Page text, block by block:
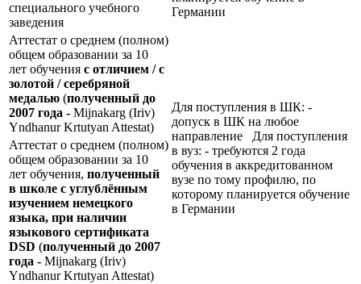
Германии
специального учебного
заведения
Аттестат о среднем (полном)
общем образовании за 10
лет обучения с отличием / с
золотой / серебряной
медалью (полученный до
2007 года - Mijnakarg (Iriv)
Yndhanur Krtutyan Attestat)
Для поступления в ШК: -
допуск в ШК на любое
направление Для поступления
в вуз: - требуются 2 года
обучения в аккредитованном
вузе по тому профилю, по
которому планируется обучение
в Германии
Аттестат о среднем (полном)
общем образовании за 10
лет обучения, полученный
в школе с углублённым
изучением немецкого
языка, при наличии
языкового сертификата
DSD (полученный до 2007
года - Mijnakarg (Iriv)
Yndhanur Krtutyan Attestat)